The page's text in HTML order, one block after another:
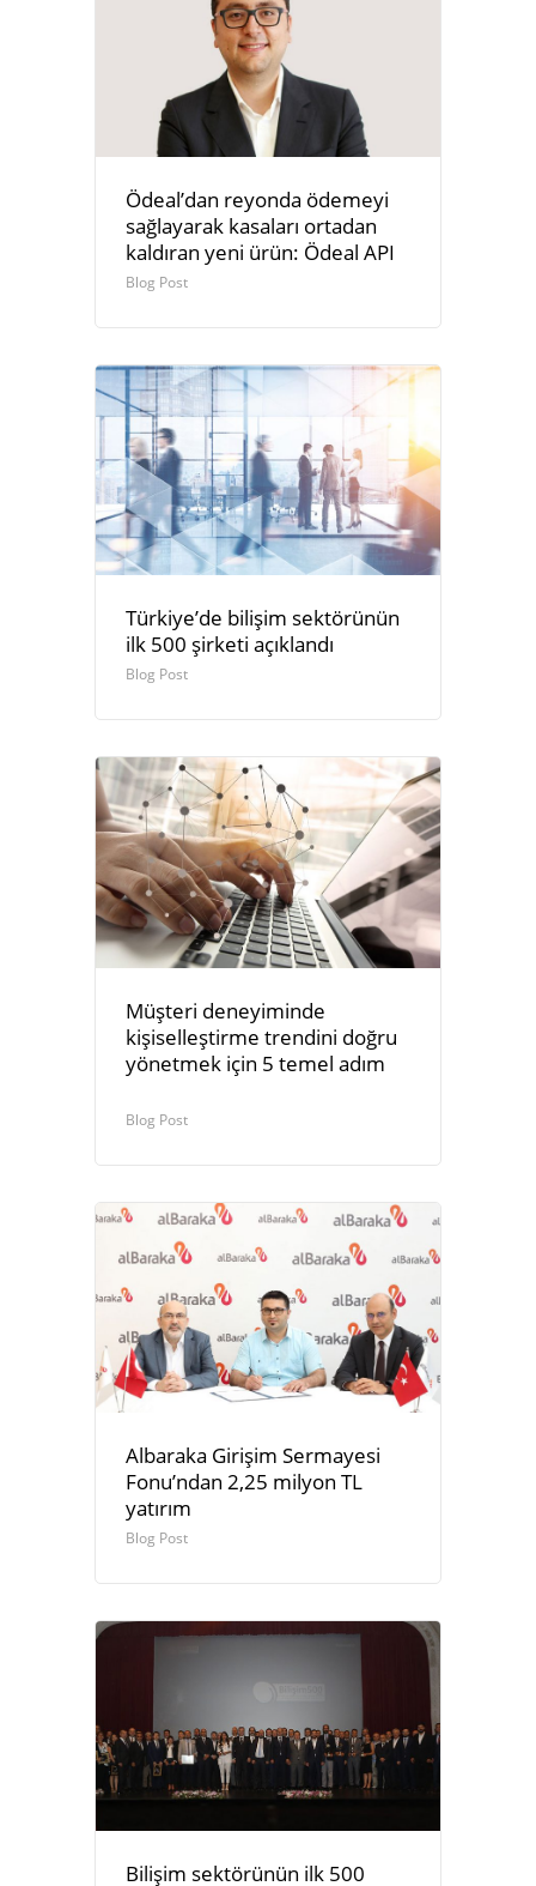
Ödeal’dan reyonda ödemeyi
sağlayarak kasaları ortadan
kaldıran yeni ürün: Ödeal API
Blog Post
Türkiye’de bilişim sektörünün
ilk 500 şirketi açıklandı
Blog Post
Müşteri deneyiminde
kişiselleştirme trendini doğru
yönetmek için 5 temel adım
Blog Post
Albaraka Girişim Sermayesi
Fonu’ndan 2,25 milyon TL
yatırım
Blog Post
Bilişim sektörünün ilk 500